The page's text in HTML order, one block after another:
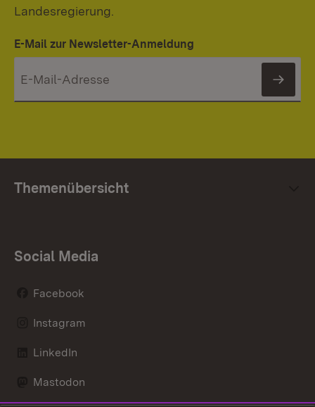
Landesregierung.
E-Mail zur Newsletter-Anmeldung
Themenübersicht
Social Media
Facebook
Instagram
LinkedIn
Mastodon